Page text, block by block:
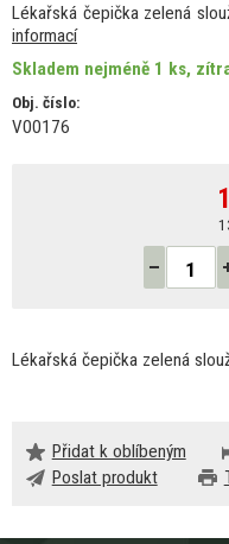
Lékařská čepička zelená
informací
Skladem nejméně 1 ks,
Obj. číslo:
V00176
Lékařská čepička zelená
Přidat k oblíbeným
Poslat produkt